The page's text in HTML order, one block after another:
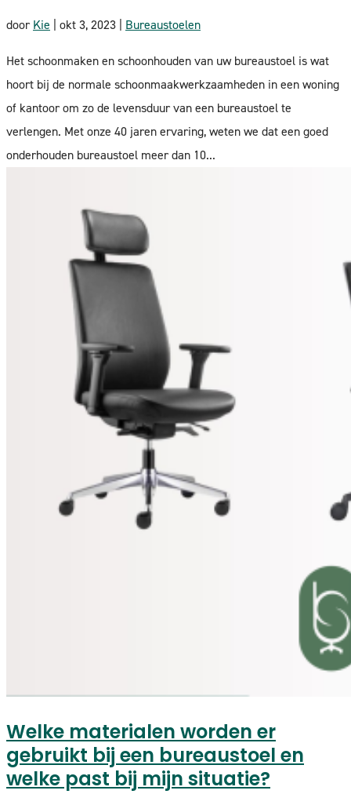
doorKie okt 3, 2023 Bureaustoelen
Het schoonmaken en schoonhouden van uw bureaustoel is wat
hoort bij de normale schoonmaakwerkzaamheden in een woning
of kantoor om zo de levensduur van een bureaustoel te
verlengen. Met onze 40 jaren ervaring, weten we dat een goed
onderhouden bureaustoel meer dan 10...
Welke materialen worden er
gebruikt bij een bureaustoel en
welke past bij mijn situatie?